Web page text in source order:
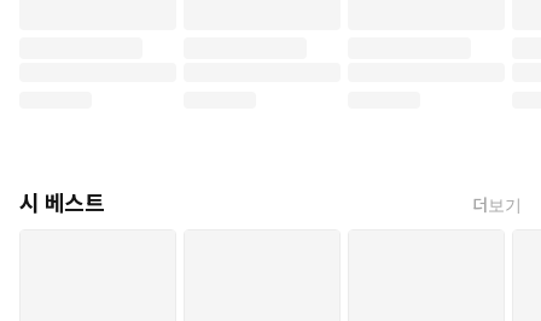
시 베스트 더보기